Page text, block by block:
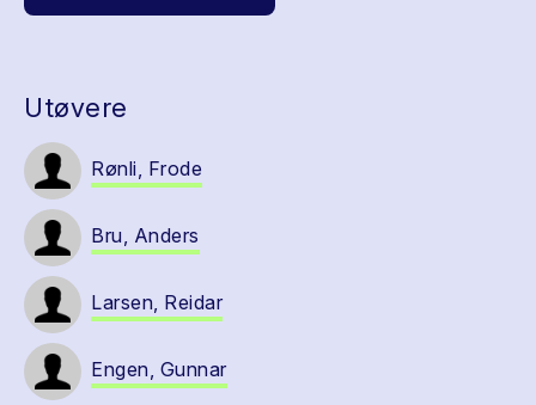
Utøvere
Rønli, Frode
Bru, Anders
Larsen, Reidar
Engen, Gunnar